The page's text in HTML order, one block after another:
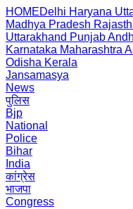
HOMEDelhi Haryana
Madhya Pradesh
Uttarakhand Punjab
Karnataka Maharashtra
Odisha Kerala
Jansamasya
News
पुलिस
Bjp
National
Police
Bihar
India
कांग्रेस
भाजपा
Congress